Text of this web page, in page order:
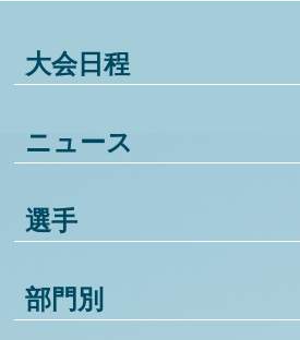
大会日程
ニュース
選手
部門別